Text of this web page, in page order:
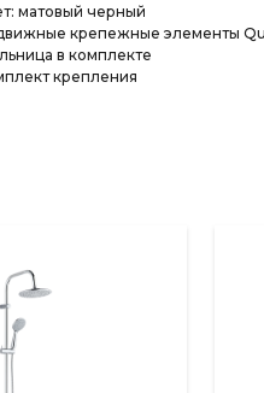
матовый черный
крепежные элементы
в комплекте
крепления